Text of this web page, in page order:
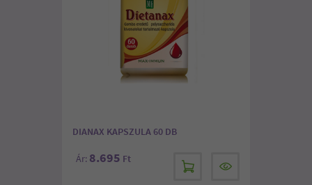
DIANAX KAPSZULA 60 DB
Ár: 8.695 Ft